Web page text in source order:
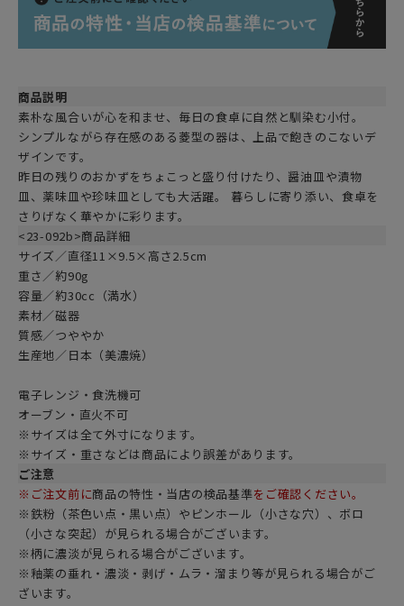
商品説明
素朴な風合いが心を和ませ、毎日の食卓に自然と馴染む小付。
シンプルながら存在感のある菱型の器は、上品で飽きのこないデ
ザインです。
昨日の残りのおかずをちょこっと盛り付けたり、醤油皿や漬物
皿、薬味皿や珍味皿としても大活躍。 暮らしに寄り添い、食卓を
さりげなく華やかに彩ります。
<23-092b>商品詳細
サイズ／直径11×9.5×高さ2.5cm
重さ／約90g
容量／約30cc（満水）
素材／磁器
質感／つややか
生産地／日本（美濃焼）
電子レンジ・食洗機可
オーブン・直火不可
※サイズは全て外寸になります。
※サイズ・重さなどは商品により誤差があります。
ご注意
※ご注文前に商品の特性・当店の検品基準をご確認ください。
※鉄粉（茶色い点・黒い点）やピンホール（小さな穴）、ボロ
（小さな突起）が見られる場合がございます。
※柄に濃淡が見られる場合がございます。
※釉薬の垂れ・濃淡・剥げ・ムラ・溜まり等が見られる場合がご
ざいます。